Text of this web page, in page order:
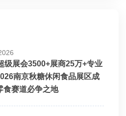
级展会3500+展商25万+专业
南京秋糖休闲食品展区成
食赛道必争之地